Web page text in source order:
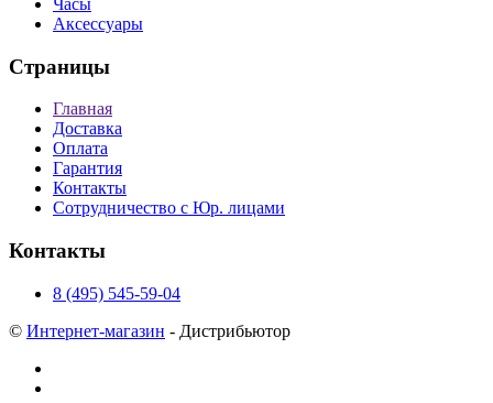
Часы
Аксессуары
Страницы
Главная
Доставка
Оплата
Гарантия
Контакты
Сотрудничество с Юр. лицами
Контакты
8 (495) 545-59-04
© Интернет-магазин - Дистрибьютор